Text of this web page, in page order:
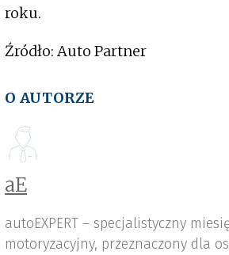
roku.
Źródło: Auto Partner
O AUTORZE
aE
autoEXPERT – specjalistyczny
motoryzacyjny, przeznaczony dla